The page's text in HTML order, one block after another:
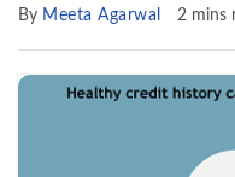
By Meeta Agarwal 2 mins